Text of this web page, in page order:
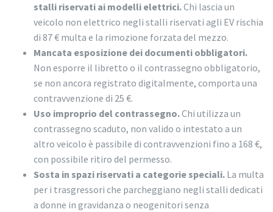
stalli riservati ai modelli elettrici.Chi lascia un
veicolo non elettrico negli stalli riservati agli EV rischia
di 87 € multa e la rimozione forzata del mezzo.
Mancata esposizione dei documenti obbligatori.
Non esporre il libretto o il contrassegno obbligatorio,
se non ancora registrato digitalmente, comporta una
contravvenzione di 25 €.
Uso improprio del contrassegno.Chi utilizza un
contrassegno scaduto, non valido o intestato a un
altro veicolo è passibile di contravvenzioni fino a 168 €,
con possibile ritiro del permesso.
Sosta in spazi riservati a categorie speciali. La multa
per i trasgressori che parcheggiano negli stalli dedicati
a donne in gravidanza o neogenitori senza